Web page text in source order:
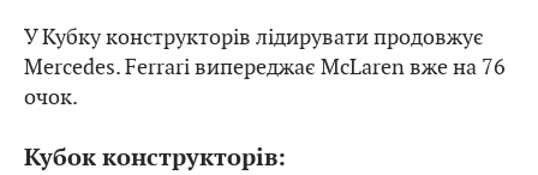
У Кубку конструкторів лідирувати продовжує
Mercedes. Ferrari випереджає McLaren вже на 76
очок.
Кубок конструкторів: